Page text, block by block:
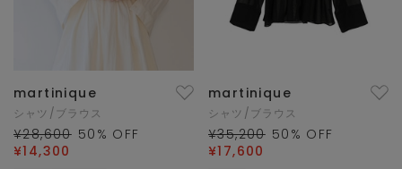
martinique
シャツ/ブラウス
¥28,600 50 % OFF
¥14,300
martinique
シャツ/ブラウス
¥35,200 50 % OFF
¥17,600